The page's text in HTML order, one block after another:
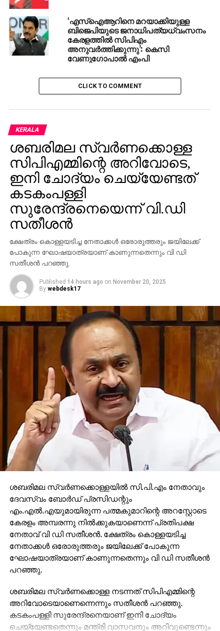
‘എസ്‌ഐആറിനെ മറയാക്കിയുള്ള
ബിജെപിയുടെ ജനാധിപത്യധ്വംസനം
കേരളത്തില്‍ സിപിഎം
അനുവര്‍ത്തിക്കുന്നു’: കെസി
വേണുഗോപാല്‍ എംപി
CLICK TO COMMENT
KERALA
ശബരിമല സ്വര്‍ണക്കൊള്ള
സിപിഎമ്മിന്റെ അറിവോടെ,
ഇനി ചോദ്യം ചെയ്യേണ്ടത്
കടകംപള്ളി
സുരേന്ദ്രനെയെന്ന് വി.ഡി
സതീശന്‍
ക്ഷേത്രം കൊള്ളയടിച്ച നേതാക്കള്‍ ഒരോരുത്തരും ജയിലേക്ക്
പോകുന്ന ഘോഷയാത്രയാണ് കാണുന്നതെന്നും വി ഡി
സതീശന്‍ പറഞ്ഞു.
Published 14 hours ago on November 20, 2025
By webdesk17
ശബരിമല സ്വര്‍ണക്കൊള്ളയില്‍ സി.പി.എം നേതാവും
ദേവസ്വം ബോര്‍ഡ് പ്രസിഡന്റും
എം.എല്‍.എയുമായിരുന്ന പത്മകുമാറിന്റെ അറസ്റ്റോടെ
കേരളം അമ്പരന്നു നില്‍ക്കുകയാണെന്ന് പ്രതിപക്ഷ
നേതാവ് വി ഡി സതീശന്‍. ക്ഷേത്രം കൊള്ളയടിച്ച
നേതാക്കള്‍ ഒരോരുത്തരും ജയിലേക്ക് പോകുന്ന
ഘോഷയാത്രയാണ് കാണുന്നതെന്നും വി ഡി സതീശന്‍
പറഞ്ഞു.
ശബരിമല സ്വര്‍ണക്കൊള്ള നടന്നത് സിപിഎമ്മിന്റെ
അറിവോടെയാണെന്നെന്നും സതീശന്‍ പറഞ്ഞു.
കടകംപള്ളി സുരേന്ദ്രനെയാണ് ഇനി ചോദ്യം
ചെയ്യേണ്ടതെന്നും മന്ത്രി വാസവനും അറിവുണ്ടെന്നും